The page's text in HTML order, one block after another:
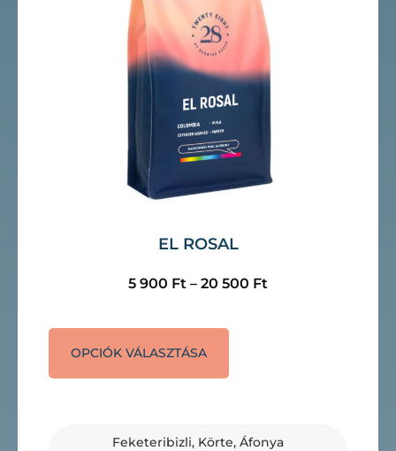
EL ROSAL
5 900 Ft – 20 500 Ft
OPCIÓK VÁLASZTÁSA
Feketeribizli, Körte, Áfonya